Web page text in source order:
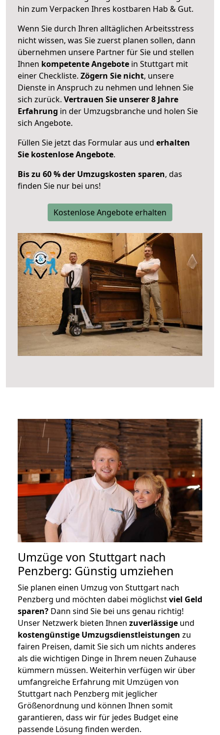
hin zum Verpacken Ihres kostbaren Hab & Gut.
Wenn Sie durch Ihren alltäglichen Arbeitsstress
nicht wissen, was Sie zuerst planen sollen, dann
übernehmen unsere Partner für Sie und stellen
Ihnen kompetente Angebote in Stuttgart mit
einer Checkliste. Zögern Sie nicht, unsere
Dienste in Anspruch zu nehmen und lehnen Sie
sich zurück. Vertrauen Sie unserer 8 Jahre
Erfahrung in der Umzugsbranche und holen Sie
sich Angebote.
Füllen Sie jetzt das Formular aus und erhalten
Sie kostenlose Angebote.
Bis zu 60 % der Umzugskosten sparen, das
finden Sie nur bei uns!
Kostenlose Angebote erhalten
Umzüge von Stuttgart nach
Penzberg: Günstig umziehen
Sie planen einen Umzug von Stuttgart nach
Penzberg und möchten dabei möglichstviel Geld
sparen? Dann sind Sie bei uns genau richtig!
Unser Netzwerk bieten Ihnen zuverlässige und
kostengünstige Umzugsdienstleistungen zu
fairen Preisen, damit Sie sich um nichts anderes
als die wichtigen Dinge in Ihrem neuen Zuhause
kümmern müssen. Weiterhin verfügen wir über
umfangreiche Erfahrung mit Umzügen von
Stuttgart nach Penzberg mit jeglicher
Größenordnung und können Ihnen somit
garantieren, dass wir für jedes Budget eine
passende Lösung finden werden.